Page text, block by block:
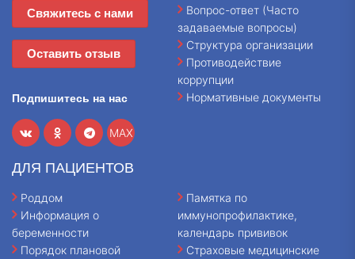
Свяжитесь с нами
Оставить отзыв
Подпишитесь на нас
MAX
Вопрос-ответ (Часто
задаваемые вопросы)
Структура организации
Противодействие
коррупции
Нормативные документы
ДЛЯ ПАЦИЕНТОВ
Роддом
Информация о
беременности
Порядок плановой
Памятка по
иммунопрофилактике,
календарь прививок
Страховые медицинские